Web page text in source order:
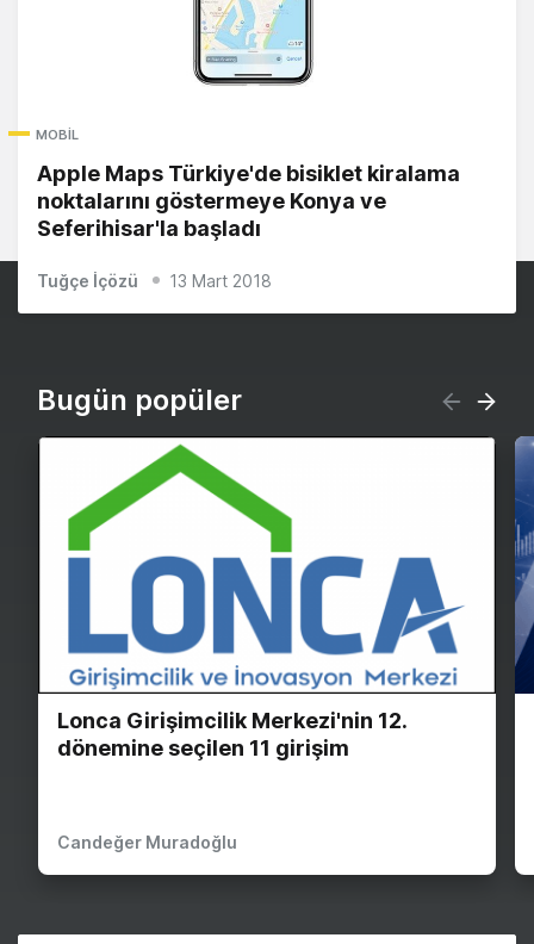
MOBIL
Apple Maps Türkiye'de bisiklet kiralama
noktalarını göstermeye Konya ve
Seferihisar'la başladı
Tuğçe İçözü 13 Mart 2018
Bugün popüler
Lonca Girişimcilik Merkezi'nin 12.
dönemine seçilen 11 girişim
Candeğer Muradoğlu